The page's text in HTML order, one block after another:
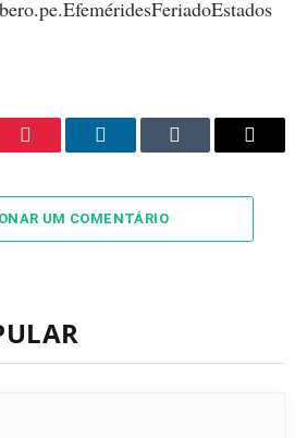
Pinterest LinkedInTumblr Email
UM COMENTÁRIO